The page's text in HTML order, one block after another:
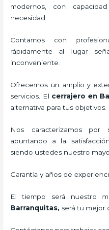
modernos, con
necesidad.
Contamos con
rápidamente al lugar
inconveniente.
Ofrecemos un amplio y
servicios. El cerrajero en
alternativa para tus objetivos.
Nos caracterizamos por
apuntando a la
siendo ustedes nuestro
Garantía y años de
El tiempo será nuestro
Barranquitas, será tu mejor